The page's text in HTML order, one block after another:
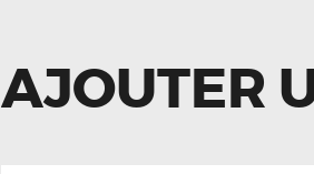
AJOUTER